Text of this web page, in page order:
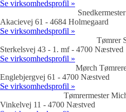
Se virksomhedsprofil »
Akacievej 61 - 4684 Holmegaard
Se virksomhedsprofil »
Tømrer
Sterkelsvej 43 - 1. mf - 4700 Næstved
Se virksomhedsprofil »
Mørch
Englebjergvej 61 - 4700 Næstved
Se virksomhedsprofil »
Tømrermester
Vinkelvej 11 - 4700 Næstved